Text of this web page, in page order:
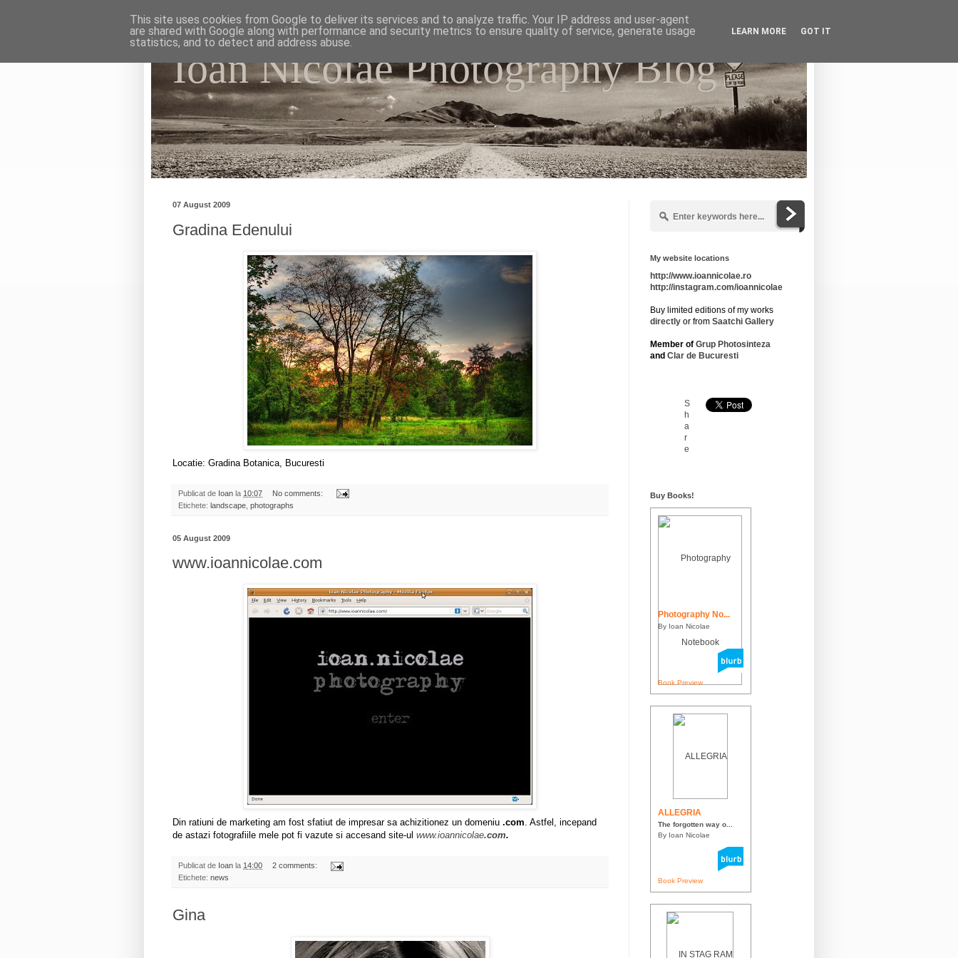
Ioan Nicolae Photography Blog
My photographic vision. The world as I have seen it through my camera lens.
07 August 2009
Gradina Edenului
Locatie: Gradina Botanica, Bucuresti
Publicat de Ioan la 10:07
No comments:
Etichete: landscape photographs
05 August 2009
www.ioannicolae.com
Din ratiuni de marketing am fost sfatiut de impresar sa achizitionez un domeniu .com. Astfel, incepand
de astazi fotografiile mele pot fi vazute si accesand site-ul www.ioannicolae.com.
Publicat de Ioan la 14:00
2 comments:
Etichete: news
Gina
My website locations
http://www.ioannicolae.ro
http://instagram.com/ioannicolae
Buy limited editions of my works
directly or from Saatchi Gallery
Member of Grup Photosinteza
and Clar de Bucuresti
S
h
a
r
e
Buy Books!
Photography No...
By Ioan Nicolae
Book Preview
ALLEGRIA
The forgotten way o...
By Ioan Nicolae
Book Preview
This site uses cookies from Google to deliver its services and to analyze traffic. Your IP address and user-agent
are shared with Google along with performance and security metrics to ensure quality of service, generate usage
statistics, and to detect and address abuse.
LEARN MORE GOT IT